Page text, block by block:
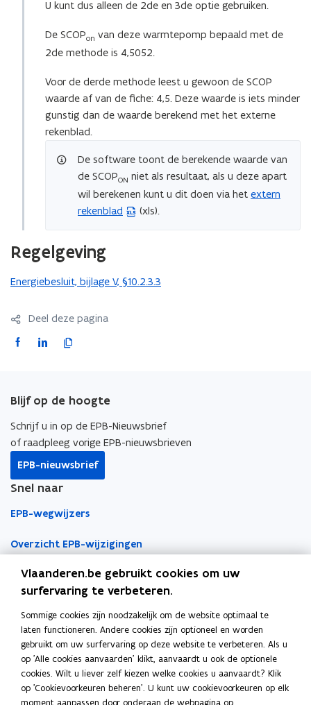
U kunt dus alleen de 2de en 3de optie gebruiken.
De SCOPon van deze warmtepomp bepaald met de
2de methode is 4,5052.
Voor de derde methode leest u gewoon de SCOP
waarde af van de fiche: 4,5. Deze waarde is iets minder
gunstig dan de waarde berekend met het externe
rekenblad.
De software toont de berekende waarde van
de SCOPON niet als resultaat, als u deze apart
wil berekenen kunt u dit doen via het extern
rekenblad
(
v
e
n
s
t
e
(xls).
Regelgeving
Energiebesluit, bijlage V, §10.2.3.3
Deel deze pagina
F
b
o
o
p
e
t
i
L
e
d
i
p
t
i
n
n
u
w
v
e
K
e
e
r
n
k
a
a
r
k
e
m
b
o
r
Blijf op de hoogte
Schrijf u in op de EPB-Nieuwsbrief
of raadpleeg vorige EPB-nieuwsbrieven
EPB-nieuwsbrief
Snel naar
EPB-wegwijzers
Overzicht EPB-wijzigingen
EPB-regelgeving
Werken als EPB-verslaggever
Erkenningsvoorwaarden
Permanente vorming
Vlaanderen.be gebruikt cookies om uw
surfervaring te verbeteren.
Sommige cookies zijn noodzakelijk om de website optimaal te
laten functioneren. Andere cookies zijn optioneel en worden
gebruikt om uw surfervaring op deze website te verbeteren. Als u
op 'Alle cookies aanvaarden' klikt, aanvaardt u ook de optionele
cookies. Wilt u liever zelf kiezen welke cookies u aanvaardt? Klik
op 'Cookievoorkeuren beheren'. U kunt uw cookievoorkeuren op elk
moment aanpassen door onderaan de webpagina op